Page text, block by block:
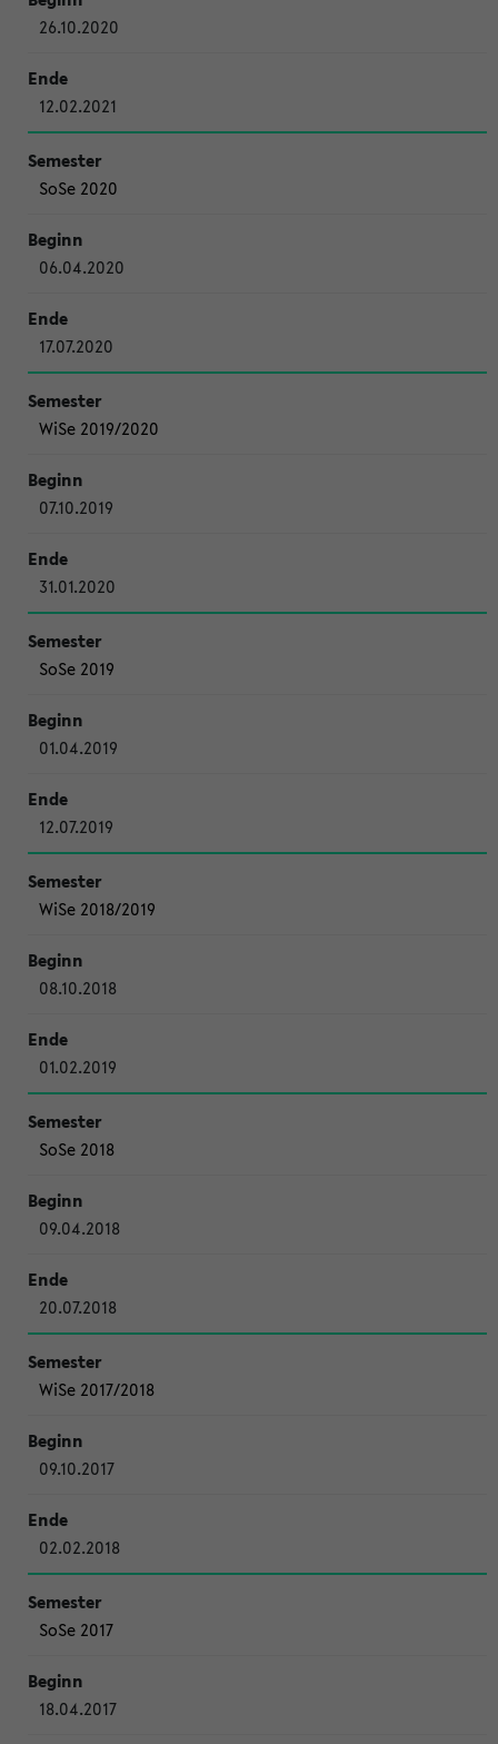
26.10.2020
12.02.2021
SoSe 2020
06.04.2020
17.07.2020
WiSe 2019/2020
07.10.2019
31.01.2020
SoSe 2019
01.04.2019
12.07.2019
WiSe 2018/2019
08.10.2018
01.02.2019
SoSe 2018
09.04.2018
20.07.2018
WiSe 2017/2018
09.10.2017
02.02.2018
SoSe 2017
18.04.2017